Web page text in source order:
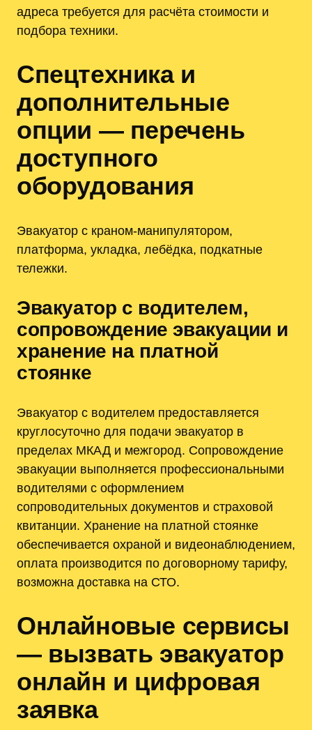
адреса требуется для расчёта стоимости и
подбора техники.
Спецтехника и
дополнительные
опции — перечень
доступного
оборудования
Эвакуатор с краном-манипулятором,
платформа, укладка, лебёдка, подкатные
тележки.
Эвакуатор с водителем,
сопровождение эвакуации и
хранение на платной
стоянке
Эвакуатор с водителем предоставляется
круглосуточно для подачи эвакуатор в
пределах МКАД и межгород. Сопровождение
эвакуации выполняется профессиональными
водителями с оформлением
сопроводительных документов и страховой
квитанции. Хранение на платной стоянке
обеспечивается охраной и видеонаблюдением,
оплата производится по договорному тарифу,
возможна доставка на СТО.
Онлайновые сервисы
— вызвать эвакуатор
онлайн и цифровая
заявка